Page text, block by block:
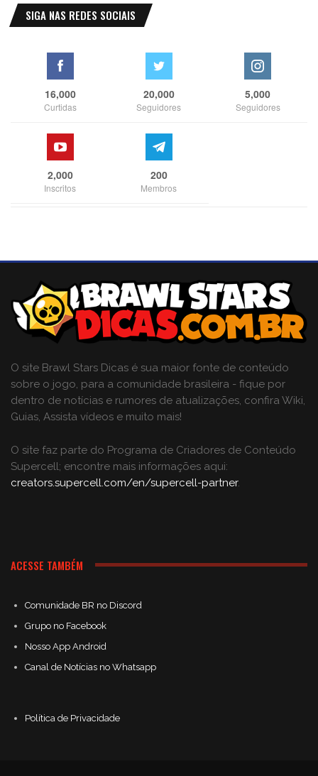
SIGA NAS REDES SOCIAIS
16,000
Curtidas
20,000
Seguidores
5,000
Seguidores
2,000
Inscritos
200
Membros
O site Brawl Stars Dicas é sua maior fonte de conteúdo
sobre o jogo, para a comunidade brasileira - fique por
dentro de notícias e rumores de atualizações, confira Wiki,
Guias, Assista vídeos e muito mais!
O site faz parte do Programa de Criadores de Conteúdo
Supercell; encontre mais informações aqui:
creators.supercell.com/en/supercell-partner.
ACESSE TAMBÉM
Comunidade BR no Discord
Grupo no Facebook
Nosso App Android
Canal de Notícias no Whatsapp
Política de Privacidade